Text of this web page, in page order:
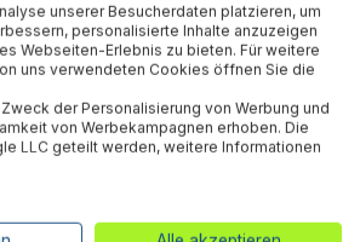
unserer Besucherdaten platzieren, um
personalisierte Inhalte anzuzeigen
Webseiten-Erlebnis zu bieten. Für weitere
uns verwendeten Cookies öffnen Sie die
der Personalisierung von Werbung und
von Werbekampagnen erhoben. Die
LLC geteilt werden, weitere Informationen